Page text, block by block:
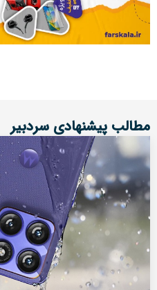
مطالب پیشنهادی سردبیر